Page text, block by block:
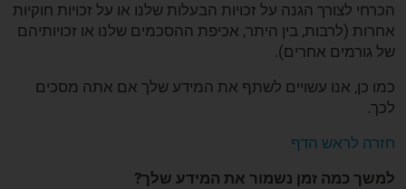
הכרחי לצורך הגנה על זכויות הבעלות שלנו או על זכויות חוקיות
אחרות (לרבות, בין היתר, אכיפת ההסכמים שלנו או זכויותיהם
של גורמים אחרים).
כמו כן, אנו עשויים לשתף את המידע שלך אם אתה מסכים
לכך.
חזרה לראש הדף
למשך כמה זמן נשמור את המידע שלך?